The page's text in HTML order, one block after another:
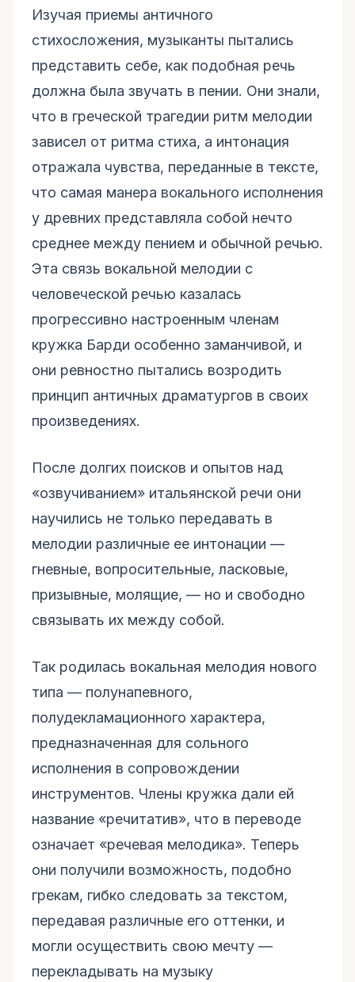
Изучая приемы античного
стихосложения, музыканты пытались
представить себе, как подобная речь
должна была звучать в пении. Они знали,
что в греческой трагедии ритм мелодии
зависел от ритма стиха, а интонация
отражала чувства, переданные в тексте,
что самая манера вокального исполнения
у древних представляла собой нечто
среднее между пением и обычной речью.
Эта связь вокальной мелодии с
человеческой речью казалась
прогрессивно настроенным членам
кружка Барди особенно заманчивой, и
они ревностно пытались возродить
принцип античных драматургов в своих
произведениях.
После долгих поисков и опытов над
«озвучиванием» итальянской речи они
научились не только передавать в
мелодии различные ее интонации —
гневные, вопросительные, ласковые,
призывные, молящие, — но и свободно
связывать их между собой.
Так родилась вокальная мелодия нового
типа — полунапевного,
полудекламационного характера,
предназначенная для сольного
исполнения в сопровождении
инструментов. Члены кружка дали ей
название «речитатив», что в переводе
означает «речевая мелодика». Теперь
они получили возможность, подобно
грекам, гибко следовать за текстом,
передавая различные его оттенки, и
могли осуществить свою мечту —
перекладывать на музыку